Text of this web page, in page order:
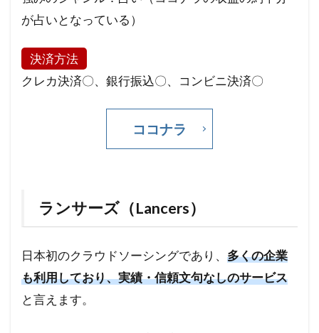
が占いとなっている）
決済方法
クレカ決済〇、銀行振込〇、コンビニ決済〇
ココナラ
ランサーズ（Lancers）
日本初のクラウドソーシングであり、 多くの企業
も利用しており、実績・信頼文句なしのサービス
と言えます。